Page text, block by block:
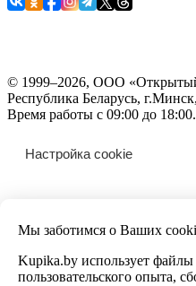
Мы заботимся о Ваших
Kupika.by использует
пользовательского опыта,
© 1999–2026, ООО
Республика Беларусь,
Время работы с 09:00 до 18:00.
Настройка cookie